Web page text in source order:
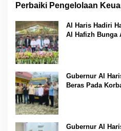
Perbaiki Pengelolaan
Al Haris Hadiri
Al Hafizh Bunga
Gubernur Al
Beras Pada
Gubernur Al